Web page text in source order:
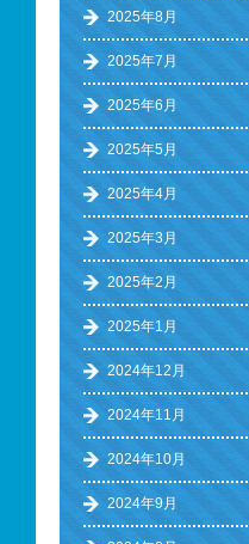
2025年8月
2025年7月
2025年6月
2025年5月
2025年4月
2025年3月
2025年2月
2025年1月
2024年12月
2024年11月
2024年10月
2024年9月